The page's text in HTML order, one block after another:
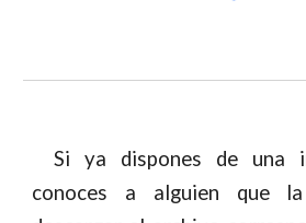
Si ya dispones de una
conoces a alguien que